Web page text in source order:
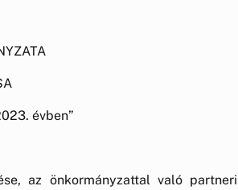
évben”
az önkormányzattal való partneri